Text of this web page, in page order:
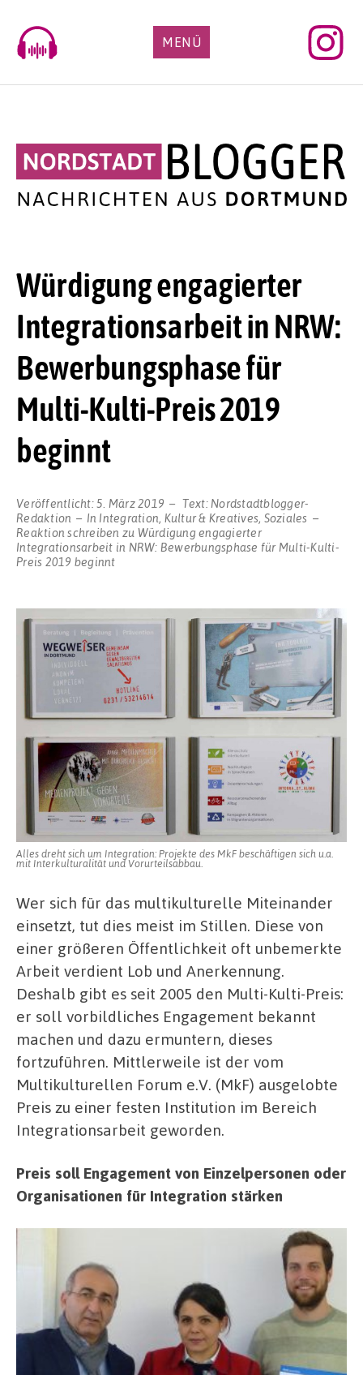
content
MENÜ
Würdigung engagierter
Integrationsarbeit in NRW:
Bewerbungsphase für
Multi-Kulti-Preis 2019
beginnt
Veröffentlicht:5. März 2019 Text: Nordstadtblogger-
Redaktion
In Integration, Kultur & Kreatives, Soziales
Reaktion schreiben zu Würdigung engagierter
Integrationsarbeit in NRW: Bewerbungsphase für Multi-Kulti-
Preis 2019 beginnt
Alles dreht sich um Integration: Projekte des MkF beschäftigen sich u.a.
mit Interkulturalität und Vorurteilsabbau.
Wer sich für das multikulturelle Miteinander
einsetzt, tut dies meist im Stillen. Diese von
einer größeren Öffentlichkeit oft unbemerkte
Arbeit verdient Lob und Anerkennung.
Deshalb gibt es seit 2005 den Multi-Kulti-Preis:
er soll vorbildliches Engagement bekannt
machen und dazu ermuntern, dieses
fortzuführen. Mittlerweile ist der vom
Multikulturellen Forum e.V. (MkF) ausgelobte
Preis zu einer festen Institution im Bereich
Integrationsarbeit geworden.
Preis soll Engagement von Einzelpersonen oder
Organisationen für Integration stärken